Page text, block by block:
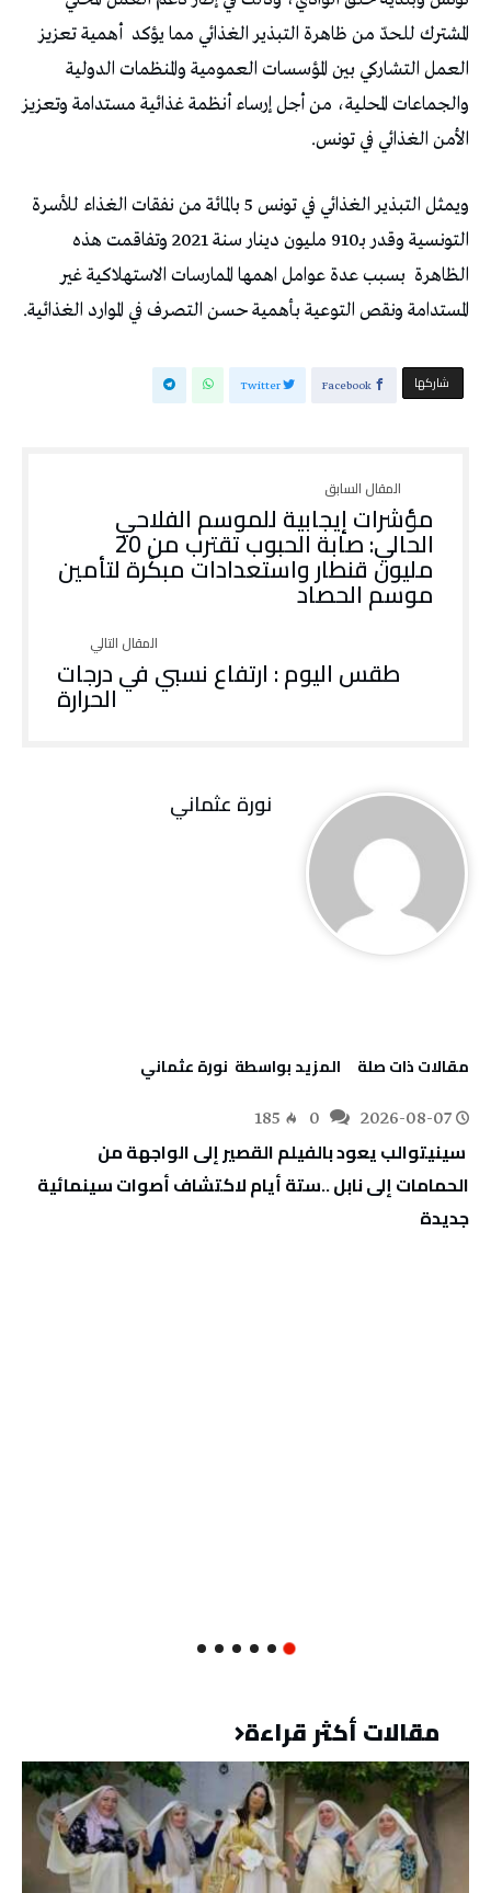
المشترك للحدّ من ظاهرة التبذير الغذائي مما يؤكد أهمية تعزيز
العمل التشاركي بين المؤسسات العمومية والمنظمات الدولية
والجماعات المحلية، من أجل إرساء أنظمة غذائية مستدامة وتعزيز
الأمن الغذائي في تونس.
ويمثل التبذير الغذائي في تونس 5 بالمائة من نفقات الغذاء للأسرة
التونسية وقدر بـ910 مليون دينار سنة 2021 وتفاقمت هذه
الظاهرة بسبب عدة عوامل اهمها الممارسات الاستهلاكية غير
المستدامة ونقص التوعية بأهمية حسن التصرف في الموارد الغذائية.
‫‫ شاركها‬ Facebook
Twitter
مؤشرات إيجابية للموسم الفلاحي
الحالي: صابة الحبوب تقترب من 20
مليون قنطار واستعدادات مبكّرة لتأمين
موسم الحصاد
طقس اليوم : ارتفاع نسبي في درجات
الحرارة
نورة‭ ‬عثماني‭
‫مقالات ذات صلة‬ ‫‫المزيد بواسطة‬ ‬ نورة‭ ‬عثماني‭
2026-08-07
185
‬جديدة
مقالات أكثر قراءة